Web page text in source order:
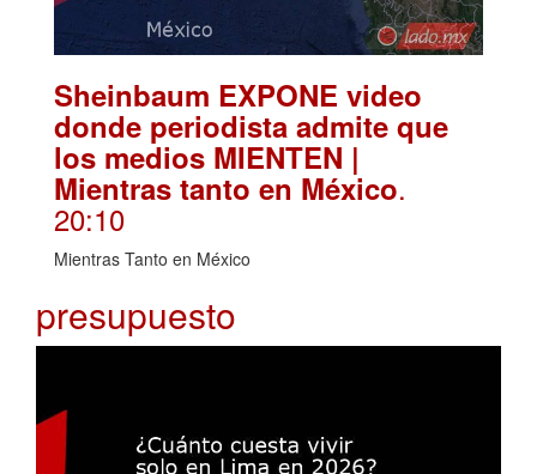
Sheinbaum EXPONE video
donde periodista admite que
los medios MIENTEN |
Mientras tanto en México.
20:10
Mientras Tanto en México
presupuesto